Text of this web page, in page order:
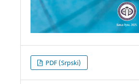
PDF (Srpski)